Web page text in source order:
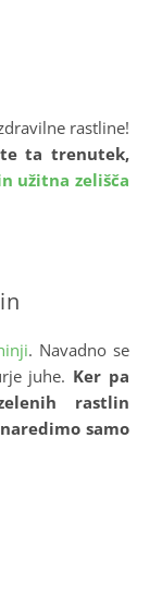
rastline!
ta trenutek,
užitna zelišča
. Navadno se
juhe. Ker pa
rastlin
samo